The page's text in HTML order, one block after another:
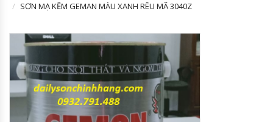
SƠN MẠ KẼM GEMAN MÀU XANH RÊU MÃ 3040Z